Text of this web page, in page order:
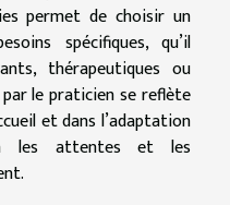
permet de choisir un
spécifiques, qu’il
thérapeutiques ou
le praticien se reflète
et dans l’adaptation
les attentes et les